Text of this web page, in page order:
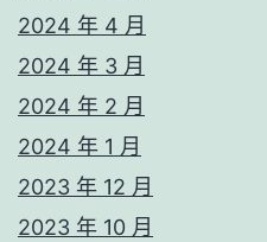
2024 年 4 月
2024 年 3 月
2024 年 2 月
2024 年 1 月
2023 年 12 月
2023 年 10 月